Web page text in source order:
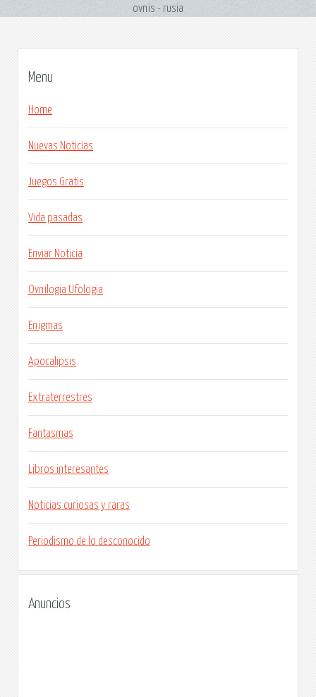
ovnis - rusia
Menu
Home
Nuevas Noticias
Juegos Gratis
Vida pasadas
Enviar Noticia
Ovnilogia Ufologia
Enigmas
Apocalipsis
Extraterrestres
Fantasmas
Libros interesantes
Noticias curiosas y raras
Periodismo de lo desconocido
Anuncios